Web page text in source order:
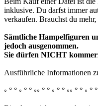
inklusive. Du darfst immer
verkaufen. Brauchst du
Sämtliche Hampelfiguren
jedoch ausgenommen.
Sie dürfen NICHT
Ausführliche Informationen
◦ ° ° ◦ ° ° ◦◦ ° ° ◦ ° ° ◦◦ ° ° ◦ °